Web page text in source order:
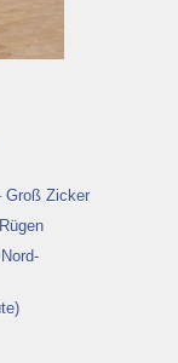
Groß Zicker